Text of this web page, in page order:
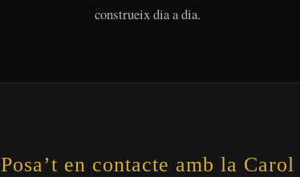
construeix dia a dia.
Posa’t en contacte amb la Carol